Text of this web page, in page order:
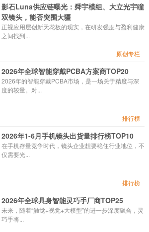
影石Luna供应链曝光：舜宇模组、大立光宇瞳
双镜头，能否突围大疆
正视应用层创新天花板的现实，在研发强度与盈利健康
之间找到...
原创专栏
2026年全球智能穿戴PCBA方案商TOP20
2026年的智能穿戴PCBA市场，是一场关于精度与深
度的较量。对...
排行榜
2026年1-6月手机镜头出货量排行榜TOP10
在手机存量竞争时代，镜头企业想要稳住行业地位，不
仅需要光...
排行榜
2026年全球具身智能灵巧手厂商TOP25
未来，随着“触觉+视觉+大模型”的进一步深度融合，灵
巧手将...